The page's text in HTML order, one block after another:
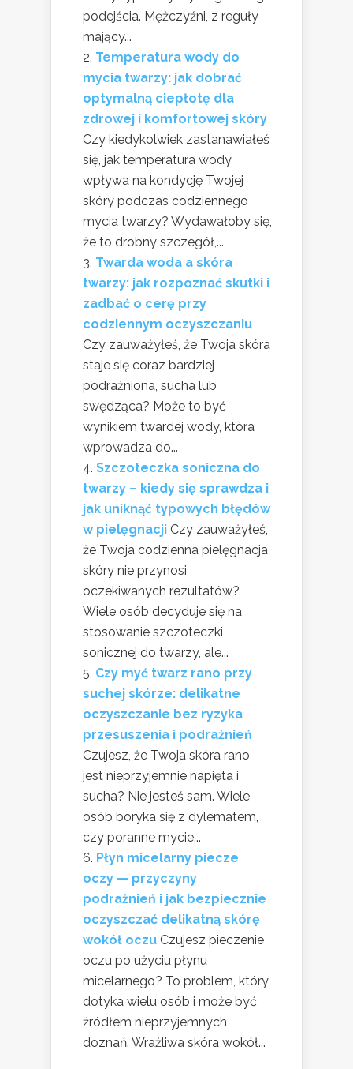
podejścia. Mężczyźni, z reguły
mający...
Temperatura wody do
mycia twarzy: jak dobrać
optymalną ciepłotę dla
zdrowej i komfortowej skóry
Czy kiedykolwiek zastanawiałeś
się, jak temperatura wody
wpływa na kondycję Twojej
skóry podczas codziennego
mycia twarzy? Wydawałoby się,
że to drobny szczegół,...
Twarda woda a skóra
twarzy: jak rozpoznać skutki i
zadbać o cerę przy
codziennym oczyszczaniu
Czy zauważyłeś, że Twoja skóra
staje się coraz bardziej
podrażniona, sucha lub
swędząca? Może to być
wynikiem twardej wody, która
wprowadza do...
Szczoteczka soniczna do
twarzy – kiedy się sprawdza i
jak uniknąć typowych błędów
w pielęgnacji Czy zauważyłeś,
że Twoja codzienna pielęgnacja
skóry nie przynosi
oczekiwanych rezultatów?
Wiele osób decyduje się na
stosowanie szczoteczki
sonicznej do twarzy, ale...
Czy myć twarz rano przy
suchej skórze: delikatne
oczyszczanie bez ryzyka
przesuszenia i podrażnień
Czujesz, że Twoja skóra rano
jest nieprzyjemnie napięta i
sucha? Nie jesteś sam. Wiele
osób boryka się z dylematem,
czy poranne mycie...
Płyn micelarny piecze
oczy — przyczyny
podrażnień i jak bezpiecznie
oczyszczać delikatną skórę
wokół oczu Czujesz pieczenie
oczu po użyciu płynu
micelarnego? To problem, który
dotyka wielu osób i może być
źródłem nieprzyjemnych
doznań. Wrażliwa skóra wokół...